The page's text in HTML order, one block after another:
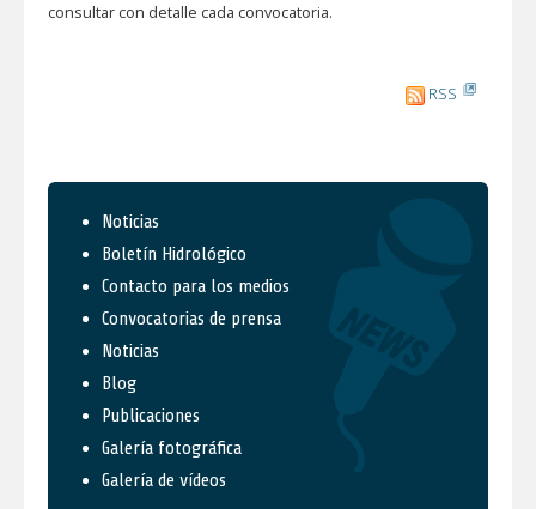
consultar con detalle cada convocatoria.
RSS
Noticias
Boletín Hidrológico
Contacto para los medios
Convocatorias de prensa
Noticias
Blog
Publicaciones
Galería fotográfica
Galería de vídeos